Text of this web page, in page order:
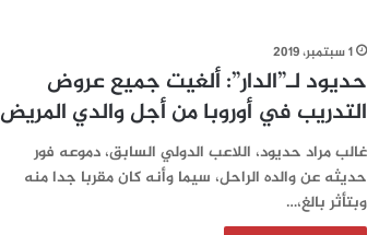
1 سبتمبر، 2019
حديود لـ”الدار”: ألغيت جميع عروض
التدريب في أوروبا من أجل والدي المريض
غالب مراد حديود، اللاعب الدولي السابق، دموعه فور
حديثه عن والده الراحل، سيما وأنه كان مقربا جدا منه
وبتأثر بالغ،…